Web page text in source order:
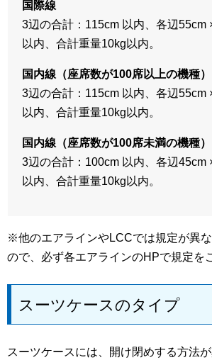
国際線
3辺の合計：115cm 以内、各辺55cm
以内、合計重量10kg以内。
国内線（座席数が100席以上の機種）
3辺の合計：115cm 以内、各辺55cm
以内、合計重量10kg以内。
国内線（座席数が100席未満の機種）
3辺の合計：100cm 以内、各辺45cm
以内、合計重量10kg以内。
※他のエアラインやLCCでは規定が異
ので、必ず各エアラインのHPで規定を
スーツケースのタイプ
スーツケースには、開け閉めする方法